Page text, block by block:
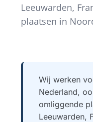
Leeuwarden,
plaatsen in
Wij werken
Nederland,
omliggende
Leeuwarden,